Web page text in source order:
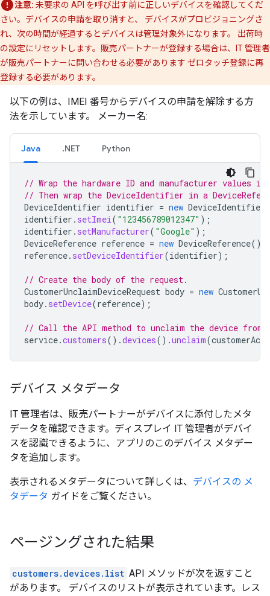
注意: 未要求の API を呼び出す前に正しいデバイスを確認してくだ
さい。デバイスの申請を取り消すと、 デバイスがプロビジョニングさ
れ、次の時間が経過するとデバイスは管理対象外になります。 出荷時
の設定にリセットします。販売パートナーが登録する場合は、IT 管理者
が販売パートナーに問い合わせる必要があります ゼロタッチ登録に再
登録する必要があります。
以下の例は、IMEI 番号からデバイスの申請を解除する方
法を示しています。 メーカー名:
Java .NET Python
// Wrap the hardware ID and manufacturer values
// Then wrap the DeviceIdentifier in a
DeviceIdentifier identifier = new DeviceIdentifier
identifier . setImei( "123456789012347" );
identifier . setManufacturer( "Google" );
DeviceReference reference = new DeviceReference();
reference. setDeviceIdentifier(identifier);
// Create the body of the request.
CustomerUnclaimDeviceRequest body = new
body. setDevice(reference);
// Call the API method to unclaim the device from
service.customers().devices().unclaim(
デバイス メタデータ
IT 管理者は、販売パートナーがデバイスに添付したメタ
データを確認できます。ディスプレイ IT 管理者がデバイ
スを認識できるように、アプリのこのデバイス メタデー
タを追加します。
表示されるメタデータについて詳しくは、 デバイスの メ
タデータ ガイドをご覧ください。
ページングされた結果
customers.devices.list API メソッドが次を返すこと
があります。 デバイスのリストが表示されています。レス